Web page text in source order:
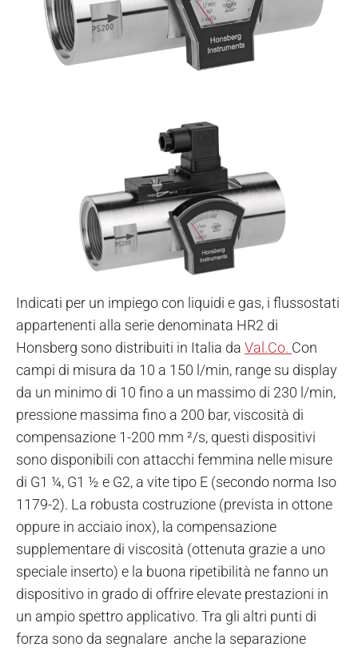
Indicati per un impiego con liquidi e gas, i flussostati
appartenenti alla serie denominata HR2 di
Honsberg sono distribuiti in Italia da Val.Co. Con
campi di misura da 10 a 150 l/min, range su display
da un minimo di 10 fino a un massimo di 230 l/min,
pressione massima fino a 200 bar, viscosità di
compensazione 1-200 mm ²/s, questi dispositivi
sono disponibili con attacchi femmina nelle misure
di G1 ¼, G1 ½ e G2, a vite tipo E (secondo norma Iso
1179-2). La robusta costruzione (prevista in ottone
oppure in acciaio inox), la compensazione
supplementare di viscosità (ottenuta grazie a uno
speciale inserto) e la buona ripetibilità ne fanno un
dispositivo in grado di offrire elevate prestazioni in
un ampio spettro applicativo. Tra gli altri punti di
forza sono da segnalare anche la separazione